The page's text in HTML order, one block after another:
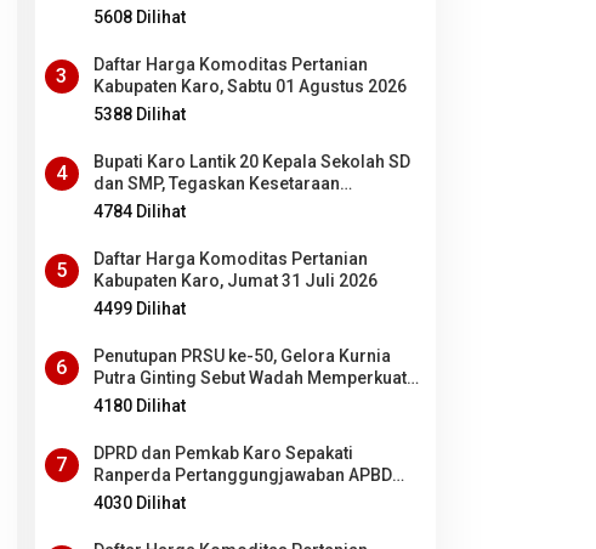
5608 Dilihat
3
Daftar Harga Komoditas Pertanian
Kabupaten Karo, Sabtu 01 Agustus 2026
5388 Dilihat
4
Bupati Karo Lantik 20 Kepala Sekolah SD
dan SMP, Tegaskan Kesetaraan
Kesempatan Bagi ASN PNS dan PPPK
4784 Dilihat
5
Daftar Harga Komoditas Pertanian
Kabupaten Karo, Jumat 31 Juli 2026
4499 Dilihat
6
Penutupan PRSU ke-50, Gelora Kurnia
Putra Ginting Sebut Wadah Memperkuat
Kolaborasi antardaerah di Sumut
4180 Dilihat
7
DPRD dan Pemkab Karo Sepakati
Ranperda Pertanggungjawaban APBD
2025 Jadi Perda
4030 Dilihat